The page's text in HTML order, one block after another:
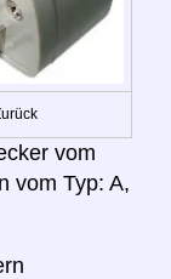
vom
vom Typ: A,